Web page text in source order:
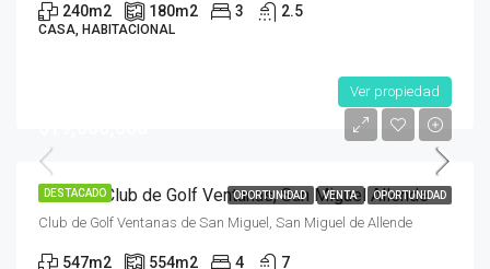
240m2 180m2 3 2.5
CASA, HABITACIONAL
Ver propiedad
DESTACADO OPORTUNIDAD VENTA OPORTUNIDAD
Casa en Club de Golf Ventanas, San Miguel Allende
Club de Golf Ventanas de San Miguel, San Miguel de Allende
547m2 554m2 4 7